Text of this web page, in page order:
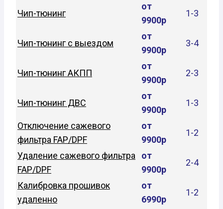
Чип-тюнинг
от
9900р
1-3
Чип-тюнинг с выездом
от
9900р
3-4
Чип-тюнинг АКПП
от
9900р
2-3
Чип-тюнинг ДВС
от
9900р
1-3
Отключение сажевого
фильтра FAP/DPF
от
9900р
1-2
Удаление сажевого фильтра
FAP/DPF
от
9900р
2-4
Калибровка прошивок
удаленно
от
6990р
1-2